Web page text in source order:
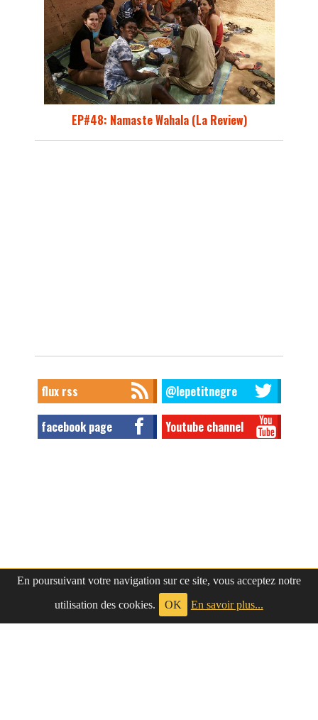
En poursuivant votre navigation sur ce site, vous acceptez notre
utilisation des cookies.
OK En savoir plus...
EP#48: Namaste Wahala (La Review)
flux rss @lepetitnegre
facebook page Youtube channel